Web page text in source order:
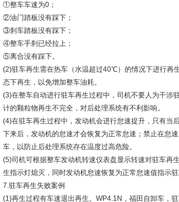
①整车车速为0；
②油门踏板没有踩下；
③刹车踏板没有踩下；
④整车手刹已经拉上；
⑤离合没有踩下。
(2)驻车再生需在热车（水温超过40℃）的情况下进行再
态下再生，以免增加整车油耗。
(3)在整车自动进行驻车再生过程中，司机不要人为干涉
计的颗粒物再生不完全，对后处理系统有不利影响。
(4)在驻车再生过程中，发动机会进行怠速提升，只有当
下来后，发动机的怠速才会恢复为正常怠速；禁止在怠
车，以防止后处理系统存在温度过高危险。
(5)司机可根据整车发动机转速仪表盘显示转速对驻车再
生指示灯熄灭，同时发动机怠速恢复为正常怠速值指示驻
7.驻车再生失败案例
(1)再生过程有车速退出再生。WP4.1N，福田自卸车，